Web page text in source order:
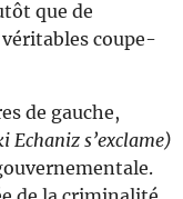
que de
véritables coupe-
de gauche,
Echaniz s’exclame)